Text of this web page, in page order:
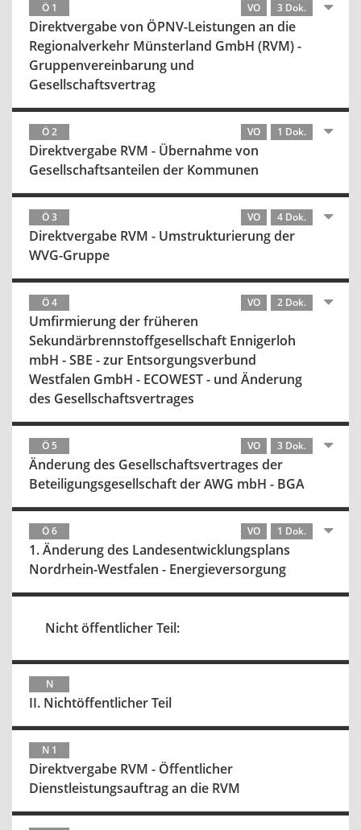
Ö 1 VO 3 Dok.
Direktvergabe von ÖPNV-Leistungen an die
Regionalverkehr Münsterland GmbH (RVM) -
Gruppenvereinbarung und
Gesellschaftsvertrag
Ö 2 VO 1 Dok.
Direktvergabe RVM - Übernahme von
Gesellschaftsanteilen der Kommunen
Ö 3 VO 4 Dok.
Direktvergabe RVM - Umstrukturierung der
WVG-Gruppe
Ö 4 VO 2 Dok.
Umfirmierung der früheren
Sekundärbrennstoffgesellschaft Ennigerloh
mbH - SBE - zur Entsorgungsverbund
Westfalen GmbH - ECOWEST - und Änderung
des Gesellschaftsvertrages
Ö 5 VO 3 Dok.
Änderung des Gesellschaftsvertrages der
Beteiligungsgesellschaft der AWG mbH - BGA
Ö 6 VO 1 Dok.
1. Änderung des Landesentwicklungsplans
Nordrhein-Westfalen - Energieversorgung
Nicht öffentlicher Teil:
N
II. Nichtöffentlicher Teil
N 1
Direktvergabe RVM - Öffentlicher
Dienstleistungsauftrag an die RVM